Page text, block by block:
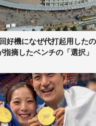
好機になぜ代打起用した
摘したベンチの「選択」